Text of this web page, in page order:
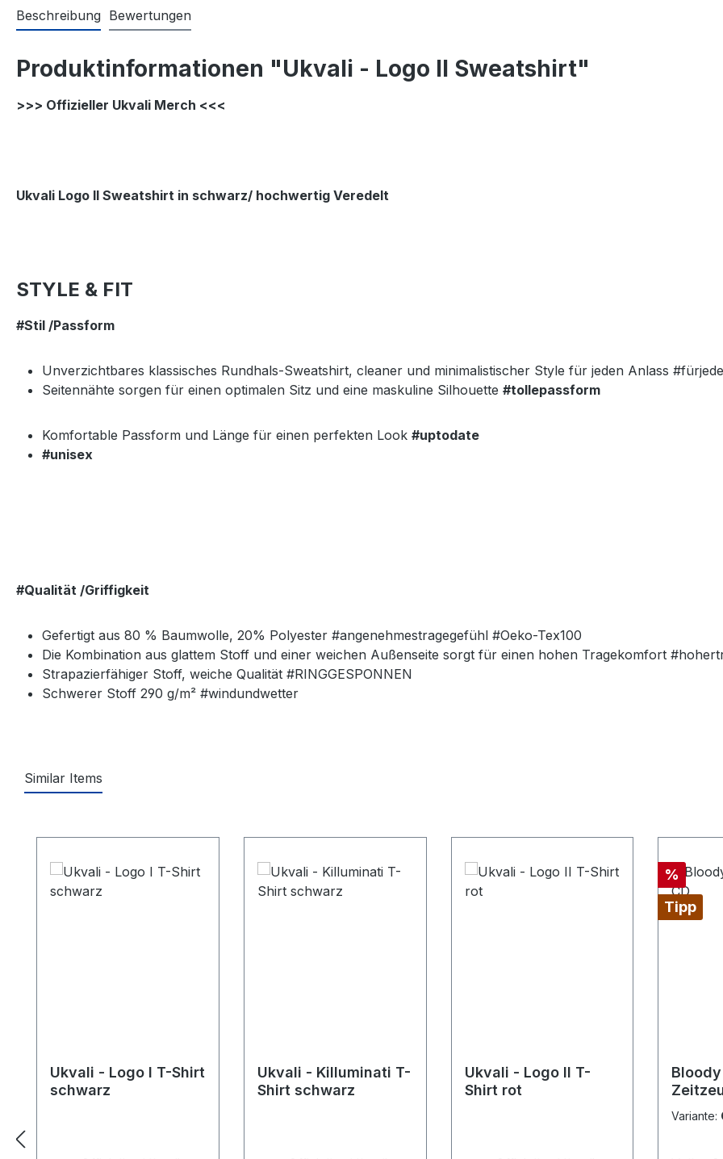
Beschreibung Bewertungen
Produktinformationen "Ukvali - Logo II Sweatshirt"
>>> Offizieller Ukvali Merch <<<
Ukvali Logo II Sweatshirt in schwarz/ hochwertig Veredelt
STYLE & FIT
#Stil /Passform
Unverzichtbares klassisches Rundhals-Sweatshirt, cleaner und minimalistischer Style für jeden Anlass
Seitennähte sorgen für einen optimalen Sitz und eine maskuline Silhouette #tollepassform
Komfortable Passform und Länge für einen perfekten Look #uptodate
#unisex
#Qualität /Griffigkeit
Gefertigt aus 80 % Baumwolle, 20% Polyester #angenehmestragegefühl #Oeko-Tex100
Die Kombination aus glattem Stoff und einer weichen Außenseite sorgt für einen hohen Tragekomfort
Strapazierfähiger Stoff, weiche Qualität #RINGGESPONNEN
Schwerer Stoff 290 g/m² #windundwetter
Similar Items
Ukvali - Logo I T-Shirt
schwarz
Ukvali - Killuminati T-
Shirt schwarz
Ukvali - Logo II T-
Shirt rot
Rabatt
%
Tipp
Variante: